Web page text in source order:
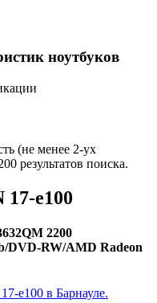
ноутбуков
(не менее 2-ух
результатов поиска.
e100
2200
DVD-RW/AMD Radeon